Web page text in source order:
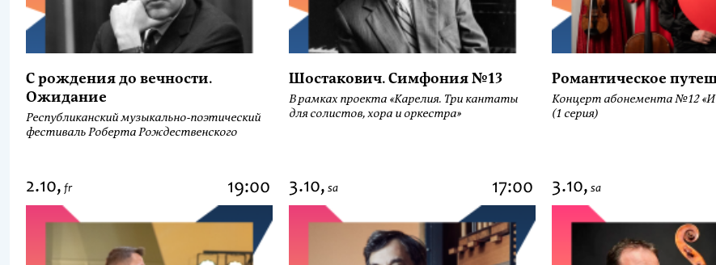
С рождения до вечности.
Ожидание
Республиканский музыкально-поэтический
фестиваль Роберта Рождественского
Шостакович. Симфония №13
В рамках проекта «Карелия. Три кантаты
для солистов, хора и оркестра»
Романтическое
Концерт абонемента №12 «И
(1 серия)
2.10, fr 19:00 3.10, sa 17:00 3.10, sa